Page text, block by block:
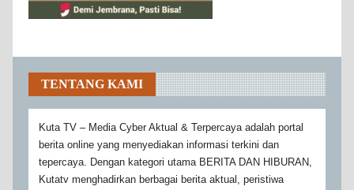
TENTANG KAMI
Kuta TV – Media Cyber Aktual & Terpercaya adalah portal
berita online yang menyediakan informasi terkini dan
tepercaya. Dengan kategori utama BERITA DAN HIBURAN,
Kutatv menghadirkan berbagai berita aktual, peristiwa